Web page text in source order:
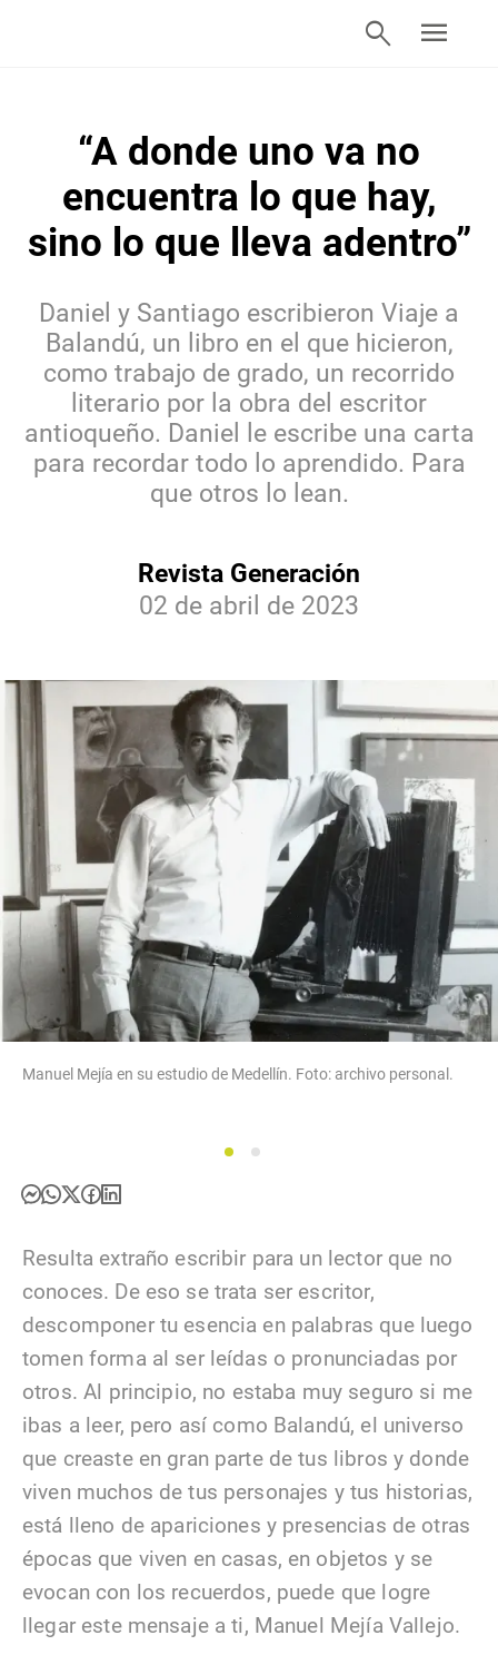
search menu
“A donde uno va no
encuentra lo que hay,
sino lo que lleva adentro”
Daniel y Santiago escribieron Viaje a
Balandú, un libro en el que hicieron,
como trabajo de grado, un recorrido
literario por la obra del escritor
antioqueño. Daniel le escribe una carta
para recordar todo lo aprendido. Para
que otros lo lean.
Revista Generación
02 de abril de 2023
Manuel Mejía en su estudio de Medellín. Foto: archivo personal.
1 2
Resulta extraño escribir para un lector que no
conoces. De eso se trata ser escritor,
descomponer tu esencia en palabras que luego
tomen forma al ser leídas o pronunciadas por
otros. Al principio, no estaba muy seguro si me
ibas a leer, pero así como Balandú, el universo
que creaste en gran parte de tus libros y donde
viven muchos de tus personajes y tus historias,
está lleno de apariciones y presencias de otras
épocas que viven en casas, en objetos y se
evocan con los recuerdos, puede que logre
llegar este mensaje a ti, Manuel Mejía Vallejo.